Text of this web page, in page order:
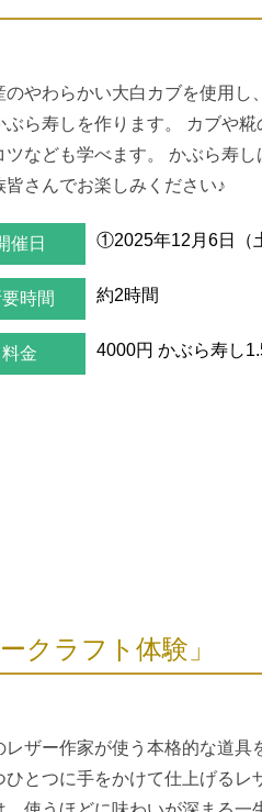
のやわらかい大白カブを使用
ぶら寿しを作ります。 カブや
ツなども学べます。 かぶら寿
皆さんでお楽しみください♪
催日 ①2025年12月6日（
要時間 約2時間
料金 4000円 かぶら寿し
クラフト体験」
レザー作家が使う本格的な道具
ひとつに手をかけて仕上げるレ